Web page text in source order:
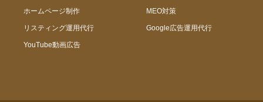
ホームページ制作
リスティング運用代行
YouTube動画広告
MEO対策
Google広告運用代行